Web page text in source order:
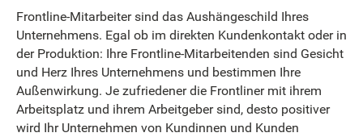
Frontline-Mitarbeiter sind das Aushängeschild Ihres
Unternehmens. Egal ob im direkten Kundenkontakt oder in
der Produktion: Ihre Frontline-Mitarbeitenden sind Gesicht
und Herz Ihres Unternehmens und bestimmen Ihre
Außenwirkung. Je zufriedener die Frontliner mit ihrem
Arbeitsplatz und ihrem Arbeitgeber sind, desto positiver
wird Ihr Unternehmen von Kundinnen und Kunden